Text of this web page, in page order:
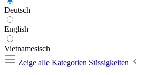
Deutsch
English
Vietnamesisch
Zeige alle Kategorien Süssigkeiten